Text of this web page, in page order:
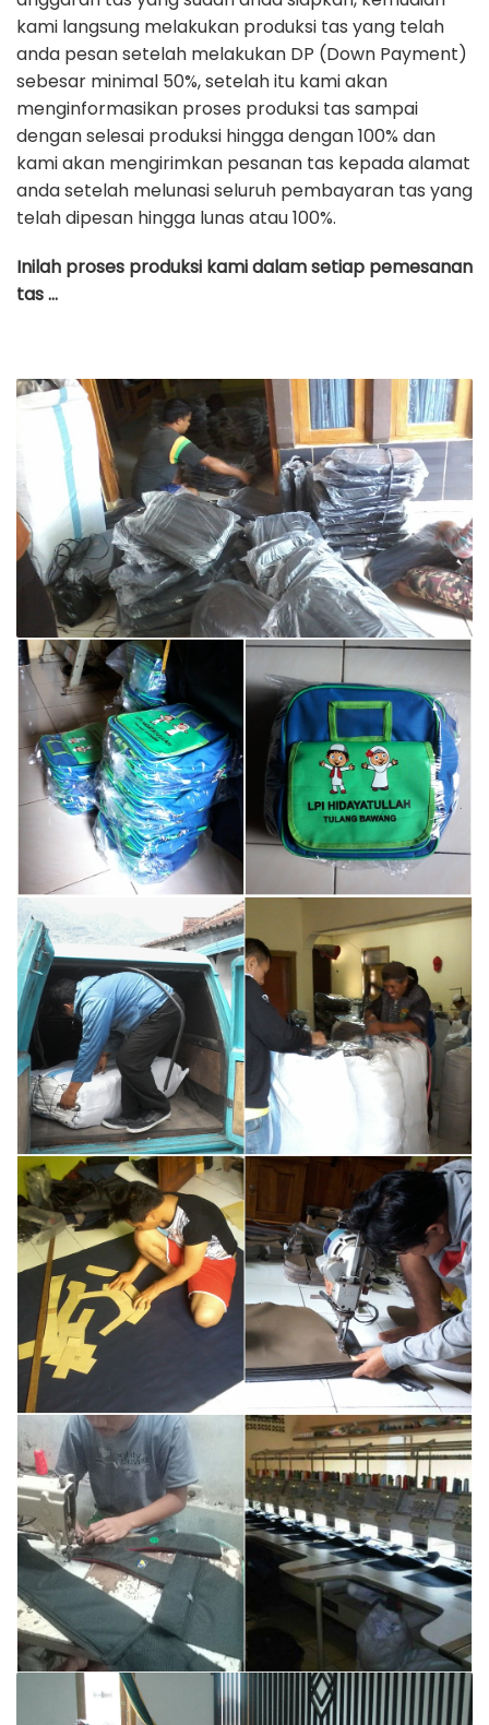
kami langsung melakukan produksi tas yang telah
anda pesan setelah melakukan DP (Down Payment)
sebesar minimal 50%, setelah itu kami akan
menginformasikan proses produksi tas sampai
dengan selesai produksi hingga dengan 100% dan
kami akan mengirimkan pesanan tas kepada alamat
anda setelah melunasi seluruh pembayaran tas yang
telah dipesan hingga lunas atau 100%.
Inilah proses produksi kami dalam setiap pemesanan
tas …